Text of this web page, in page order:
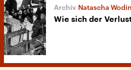
Natascha Wodin:
Wie sich der